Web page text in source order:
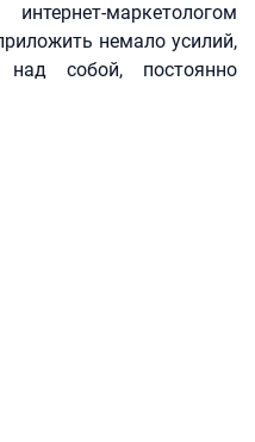
маркетологом
немало усилий,
над собой, постоянно